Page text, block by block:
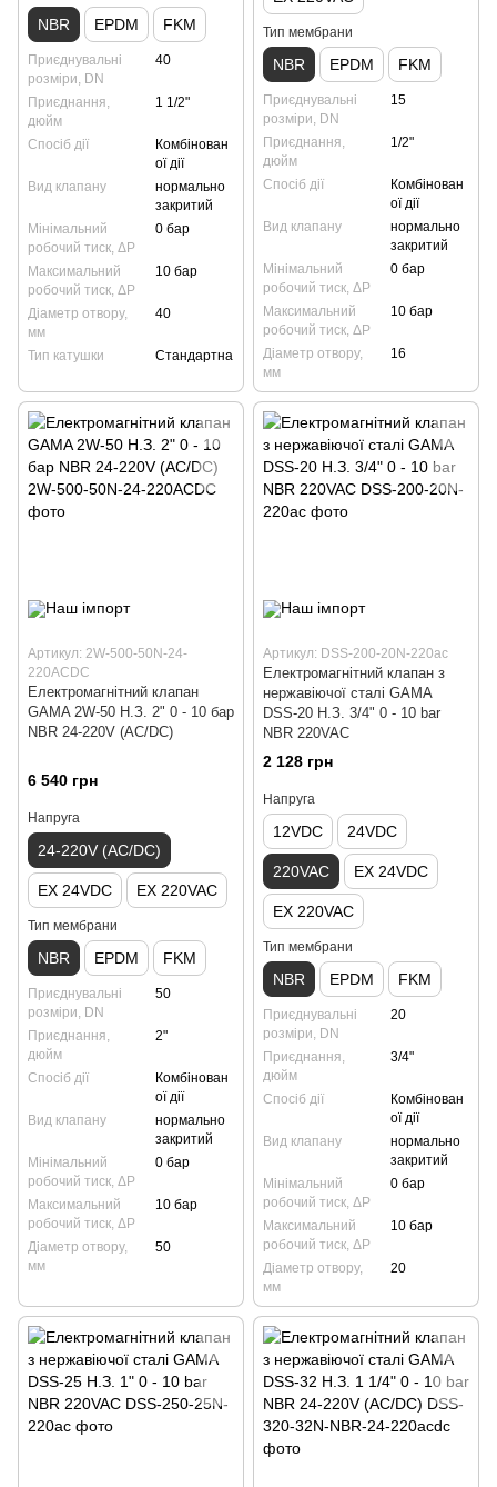
NBR EPDM FKM
Приєднувальні
розміри, DN
40
Приєднання,
дюйм
1 1/2"
Спосіб дії
Комбінован
ої дії
Вид клапану
нормально
закритий
Мінімальний
робочий тиск, ΔP
0 бар
Максимальний
робочий тиск, ΔP
10 бар
Діаметр отвору,
мм
40
Тип катушки Стандартна
Тип мембрани
NBR EPDM FKM
Приєднувальні
розміри, DN
15
Приєднання,
дюйм
1/2"
Спосіб дії
Комбінован
ої дії
Вид клапану
нормально
закритий
Мінімальний
робочий тиск, ΔP
0 бар
Максимальний
робочий тиск, ΔP
10 бар
Діаметр отвору,
мм
16
Артикул: 2W-500-50N-24-
220ACDC
Електромагнітний клапан
GAMA 2W-50 Н.З. 2" 0 - 10 бар
NBR 24-220V (AC/DC)
6 540 грн
Напруга
24-220V (AC/DC)
EX 24VDC EX 220VAC
Тип мембрани
NBR EPDM FKM
Приєднувальні
розміри, DN
50
Приєднання,
дюйм
2"
Спосіб дії
Комбінован
ої дії
Вид клапану
нормально
закритий
Мінімальний
робочий тиск, ΔP
0 бар
Максимальний
робочий тиск, ΔP
10 бар
Діаметр отвору,
мм
50
Артикул: DSS-200-20N-220ac
Електромагнітний клапан з
нержавіючої сталі GAMA
DSS-20 Н.З. 3/4" 0 - 10 bar
NBR 220VAC
2 128 грн
Напруга
12VDC 24VDC
220VAC EX 24VDC
EX 220VAC
Тип мембрани
NBR EPDM FKM
Приєднувальні
розміри, DN
20
Приєднання,
дюйм
3/4"
Спосіб дії
Комбінован
ої дії
Вид клапану
нормально
закритий
Мінімальний
робочий тиск, ΔP
0 бар
Максимальний
робочий тиск, ΔP
10 бар
Діаметр отвору,
мм
20